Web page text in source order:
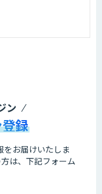
ン
録
をお届けいたしま
は、下記フォーム